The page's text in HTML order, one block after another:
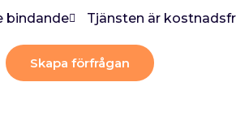
bindande Tjänsten är
Skapa förfrågan